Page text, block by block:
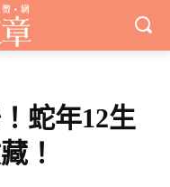
蛇年12生
！